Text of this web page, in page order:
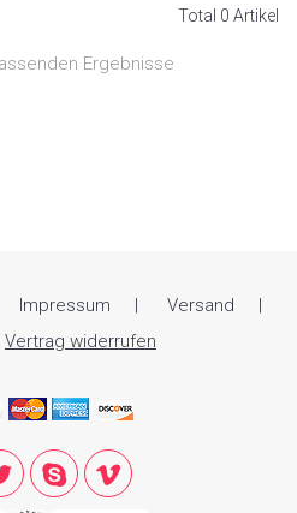
Total 0 Artikel
Ergebnisse
Impressum
Versand
Vertrag widerrufen